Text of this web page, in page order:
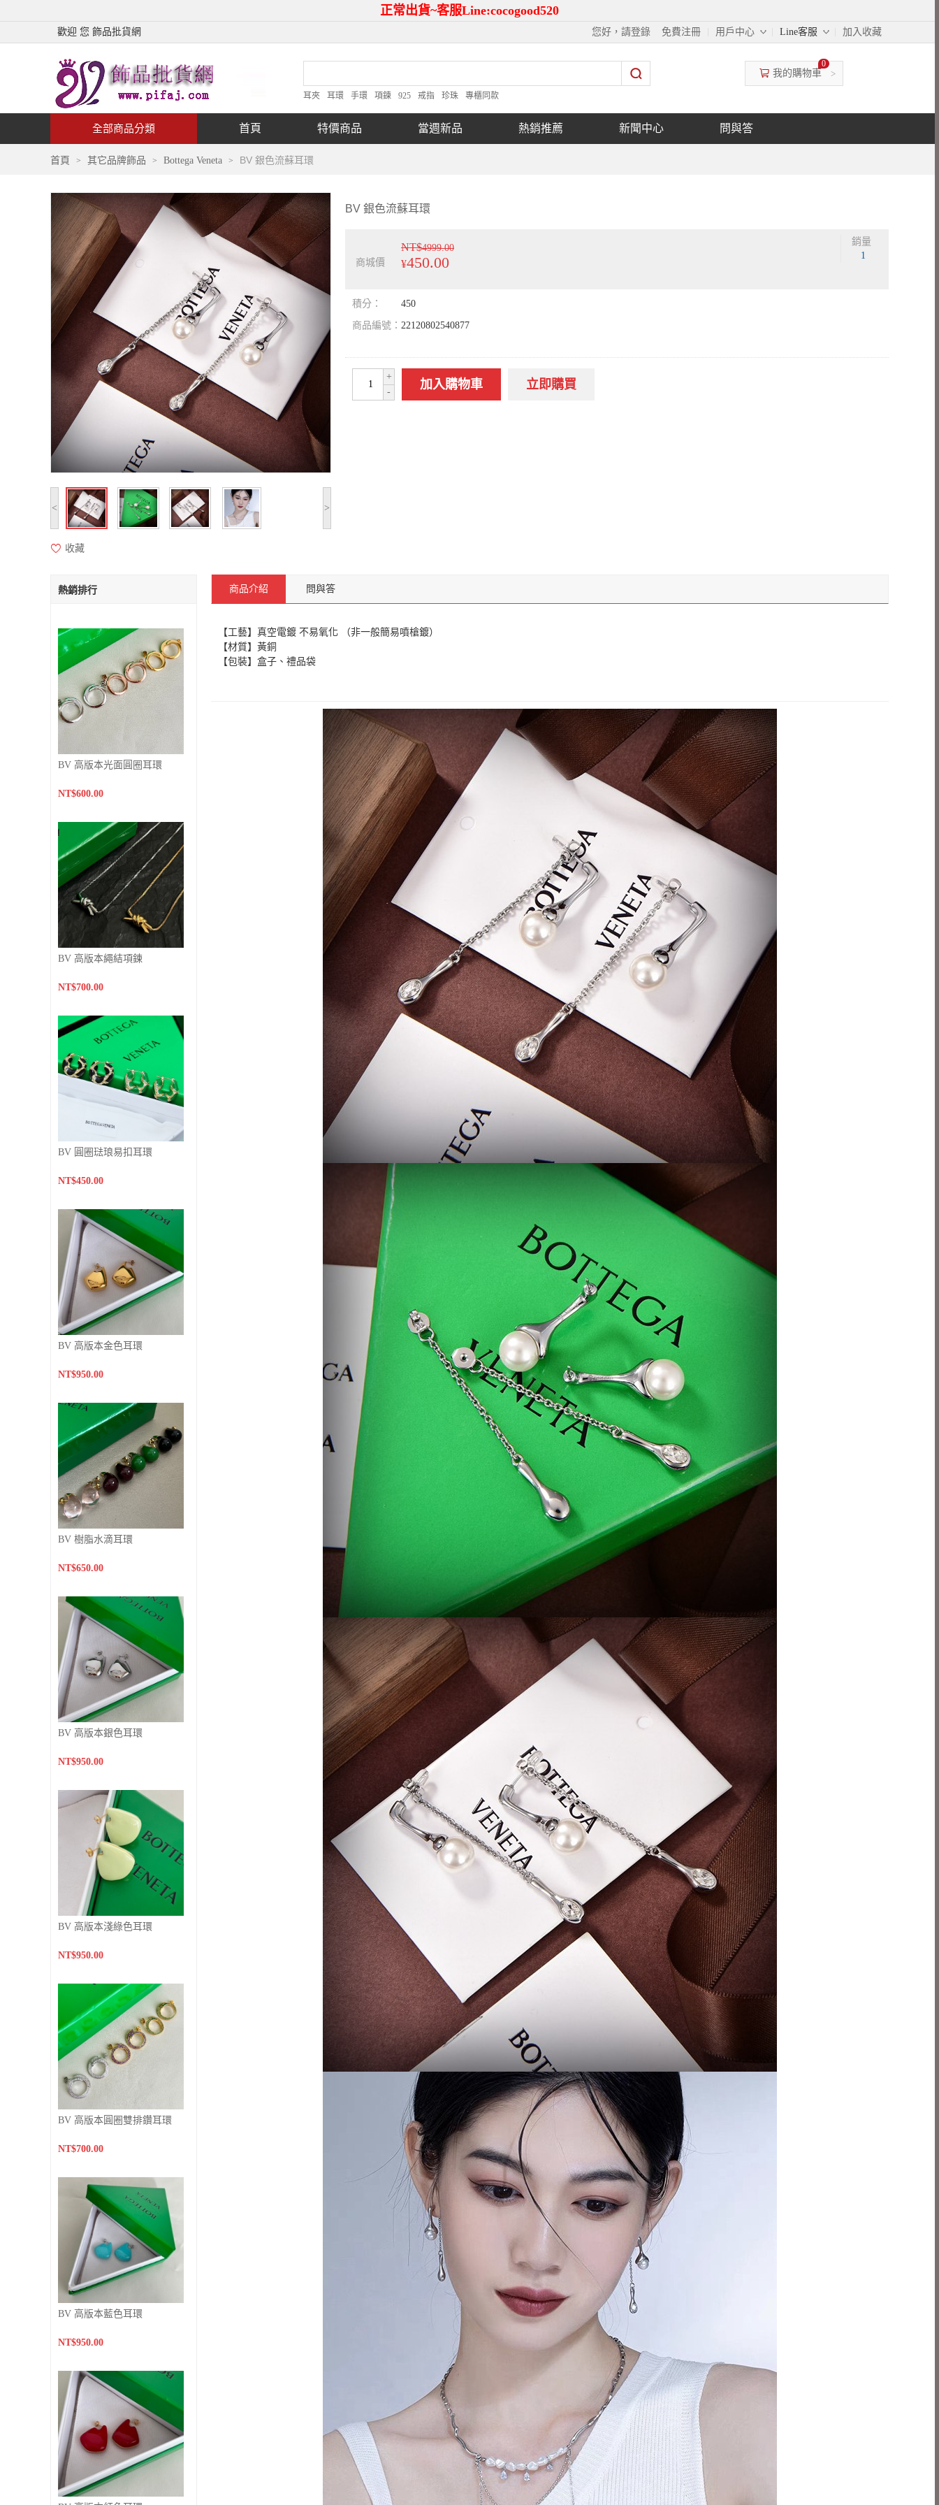
正常出貨~客服Line:cocogood520
歡迎 您 飾品批貨網 您好，請登錄 免費注冊 ◇
用戶中心 ◇
Line客服 加入收藏
>
0
我的購物車
耳夾 耳環 手環 項鍊 925 戒指 珍珠 專櫃同款
全部商品分類 首頁 特價商品 當週新品 熱銷推薦 新聞中心 問與答
首頁 > 其它品牌飾品 > Bottega Veneta > BV 銀色流蘇耳環
< >
收藏
BV 銀色流蘇耳環
NT$4999.00
商城價
¥450.00
銷量
1
積分： 450
商品編號： 22120802540877
-
+
加入購物車 立即購買
熱銷排行
BV 高版本光面圓圈耳環
NT$600.00
BV 高版本繩結項鍊
NT$700.00
BV 圓圈琺琅易扣耳環
NT$450.00
BV 高版本金色耳環
NT$950.00
BV 樹脂水滴耳環
NT$650.00
BV 高版本銀色耳環
NT$950.00
BV 高版本淺綠色耳環
NT$950.00
BV 高版本圓圈雙排鑽耳環
NT$700.00
BV 高版本藍色耳環
NT$950.00
商品介紹 問與答
【工藝】真空電鍍 不易氧化 （非一般簡易噴槍鍍）
【材質】黃銅
【包裝】盒子、禮品袋